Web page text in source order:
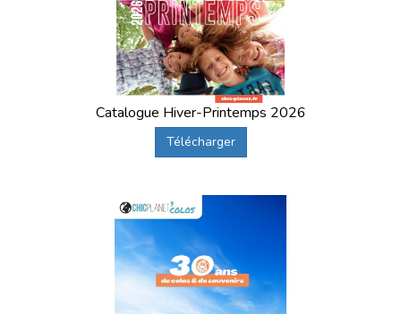
Catalogue Hiver-Printemps 2026
Télécharger